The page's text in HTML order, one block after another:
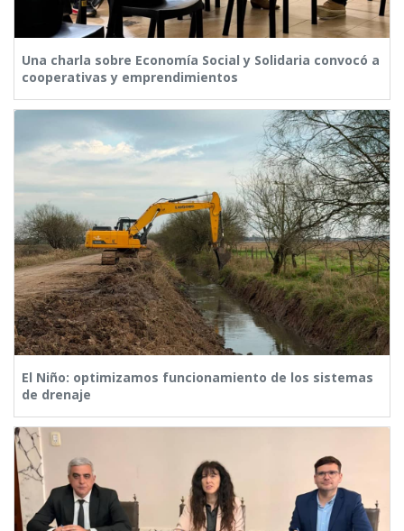
Una charla sobre Economía Social y Solidaria convocó a
cooperativas y emprendimientos
El Niño: optimizamos funcionamiento de los sistemas
de drenaje